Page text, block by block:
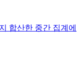
합산한 중간 집계에